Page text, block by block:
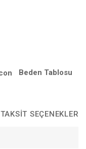
Beden Tablosu
TAKSIT SEÇENEKLERI